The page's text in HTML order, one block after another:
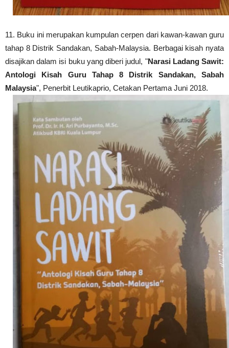
11. Buku ini merupakan kumpulan cerpen dari kawan-kawan guru
tahap 8 Distrik Sandakan, Sabah-Malaysia. Berbagai kisah nyata
disajikan dalam isi buku yang diberi judul, "Narasi Ladang Sawit:
Antologi Kisah Guru Tahap 8 Distrik Sandakan, Sabah
Malaysia", Penerbit Leutikaprio, Cetakan Pertama Juni 2018.